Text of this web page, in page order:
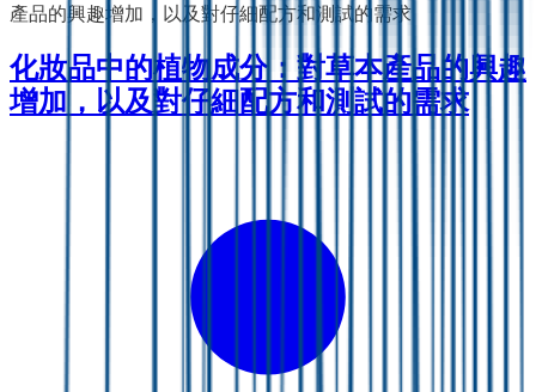
產品的興趣增加，以及對仔細配方和測試的需求
化妝品中的植物成分：對草本產品的興趣
增加，以及對仔細配方和測試的需求